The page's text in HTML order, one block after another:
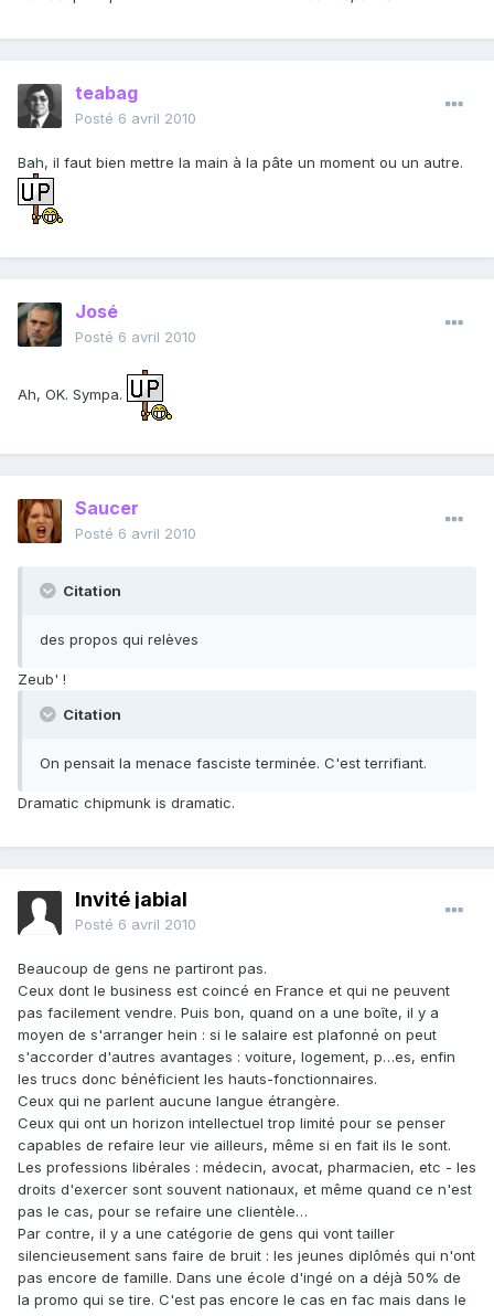
teabag
Posté 6 avril 2010
Bah, il faut bien mettre la main à la pâte un moment ou un autre.
José
Posté 6 avril 2010
Ah, OK. Sympa.
Saucer
Posté 6 avril 2010
Citation
des propos qui relèves
Zeub' !
Citation
On pensait la menace fasciste terminée. C'est terrifiant.
Dramatic chipmunk is dramatic.
Invité jabial
Posté 6 avril 2010
Beaucoup de gens ne partiront pas.
Ceux dont le business est coincé en France et qui ne peuvent
pas facilement vendre. Puis bon, quand on a une boîte, il y a
moyen de s'arranger hein : si le salaire est plafonné on peut
s'accorder d'autres avantages : voiture, logement, p…es, enfin
les trucs donc bénéficient les hauts-fonctionnaires.
Ceux qui ne parlent aucune langue étrangère.
Ceux qui ont un horizon intellectuel trop limité pour se penser
capables de refaire leur vie ailleurs, même si en fait ils le sont.
Les professions libérales : médecin, avocat, pharmacien, etc - les
droits d'exercer sont souvent nationaux, et même quand ce n'est
pas le cas, pour se refaire une clientèle…
Par contre, il y a une catégorie de gens qui vont tailler
silencieusement sans faire de bruit : les jeunes diplômés qui n'ont
pas encore de famille. Dans une école d'ingé on a déjà 50% de
la promo qui se tire. C'est pas encore le cas en fac mais dans le